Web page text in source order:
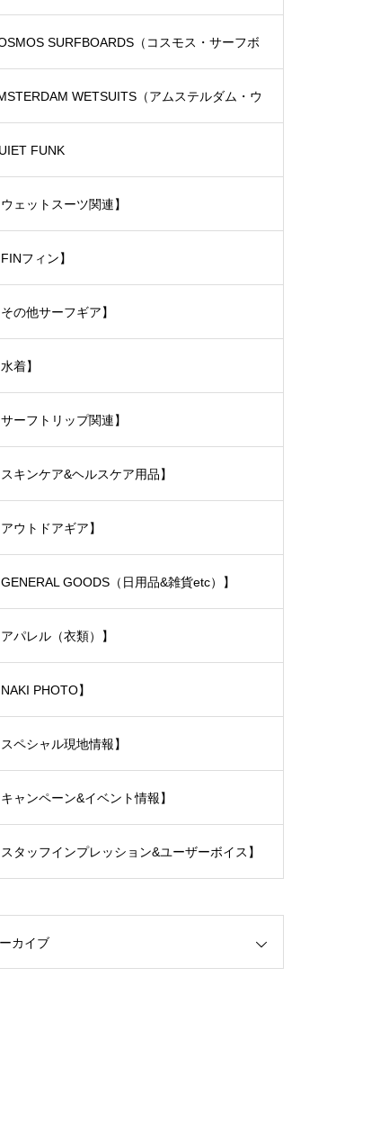
SURFBOARDS（コスモス・サーフボ
） WETSUITS（アムステルダム・ウ
トスーツ）
FUNK
ウェットスーツ関連】
FINフィン】
その他サーフギア】
水着】
サーフトリップ関連】
スキンケア&ヘルスケア用品】
アウトドアギア】
GENERAL GOODS（日用品&雑貨etc）】
アパレル（衣類）】
NAKI PHOTO】
スペシャル現地情報】
キャンペーン&イベント情報】
スタッフインプレッション&ユーザーボイス】
カイブ